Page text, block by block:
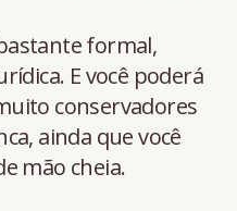
formal,
E você poderá
conservadores
ainda que você
mão cheia.